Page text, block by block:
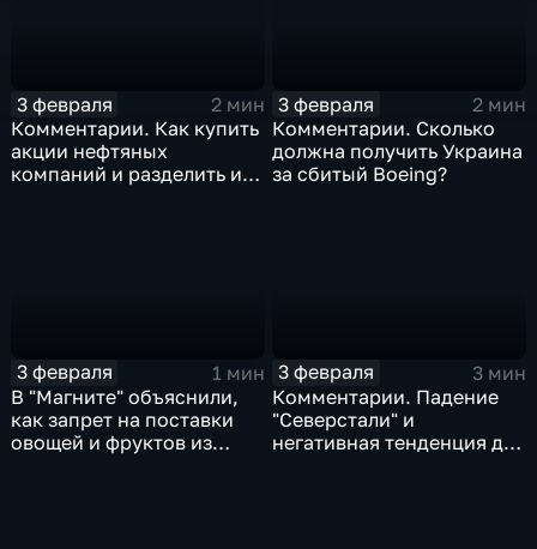
3 февраля
2 мин
Комментарии. Как купить
акции нефтяных
компаний и разделить их
3 февраля
2 мин
Комментарии. Сколько
должна получить Украина
за сбитый Boeing?
3 февраля
1 мин
В "Магните" объяснили,
как запрет на поставки
овощей и фруктов из
3 февраля
3 мин
Комментарии. Падение
"Северстали" и
негативная тенденция для